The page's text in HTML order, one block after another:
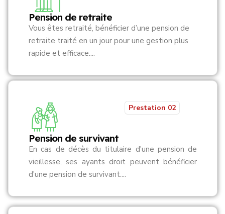
Pension de retraite
Vous êtes retraité, bénéficier d’une pension de
retraite traité en un jour pour une gestion plus
rapide et efficace....
Prestation 02
Pension de survivant
En cas de décès du titulaire d'une pension de
vieillesse, ses ayants droit peuvent bénéficier
d'une pension de survivant....